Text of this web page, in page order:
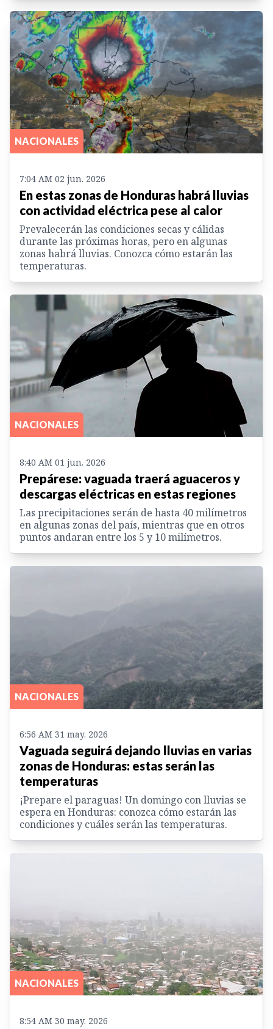
NACIONALES
7:04 AM 02 jun. 2026
En estas zonas de Honduras habrá lluvias
con actividad eléctrica pese al calor
Prevalecerán las condiciones secas y cálidas
durante las próximas horas, pero en algunas
zonas habrá lluvias. Conozca cómo estarán las
temperaturas.
NACIONALES
8:40 AM 01 jun. 2026
Prepárese: vaguada traerá aguaceros y
descargas eléctricas en estas regiones
Las precipitaciones serán de hasta 40 milímetros
en algunas zonas del país, mientras que en otros
puntos andaran entre los 5 y 10 milímetros.
NACIONALES
6:56 AM 31 may. 2026
Vaguada seguirá dejando lluvias en varias
zonas de Honduras: estas serán las
temperaturas
¡Prepare el paraguas! Un domingo con lluvias se
espera en Honduras: conozca cómo estarán las
condiciones y cuáles serán las temperaturas.
NACIONALES
8:54 AM 30 may. 2026